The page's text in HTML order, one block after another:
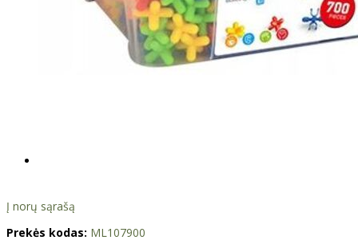
Į norų sąrašą
Prekės kodas: ML107900